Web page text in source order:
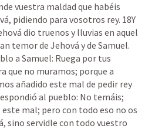
vuestra maldad que habéis
pidiendo para vosotros rey. 18Y
dio truenos y lluvias en aquel
temor de Jehová y de Samuel.
a Samuel: Ruega por tus
que no muramos; porque a
añadido este mal de pedir rey
al pueblo: No temáis;
mal; pero con todo eso no os
sino servidle con todo vuestro